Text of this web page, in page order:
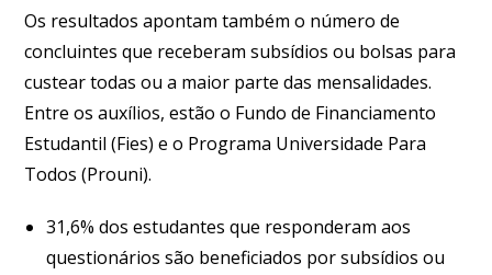
Os resultados apontam também o número de
concluintes que receberam subsídios ou bolsas para
custear todas ou a maior parte das mensalidades.
Entre os auxílios, estão o Fundo de Financiamento
Estudantil (Fies) e o Programa Universidade Para
Todos (Prouni).
31,6% dos estudantes que responderam aos
questionários são beneficiados por subsídios ou